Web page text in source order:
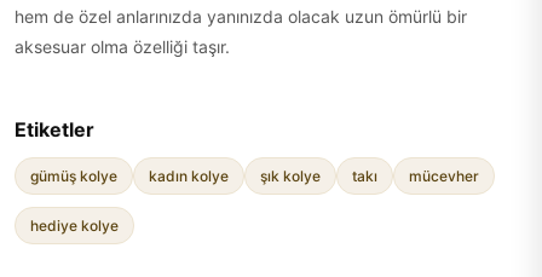
hem de özel anlarınızda yanınızda olacak uzun ömürlü bir
aksesuar olma özelliği taşır.
Etiketler
gümüş kolye kadın kolye şık kolye takı mücevher
hediye kolye